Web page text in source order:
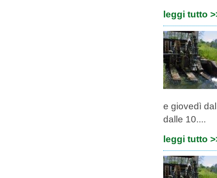
leggi tutto
e giovedì
dalle 10....
leggi tutto